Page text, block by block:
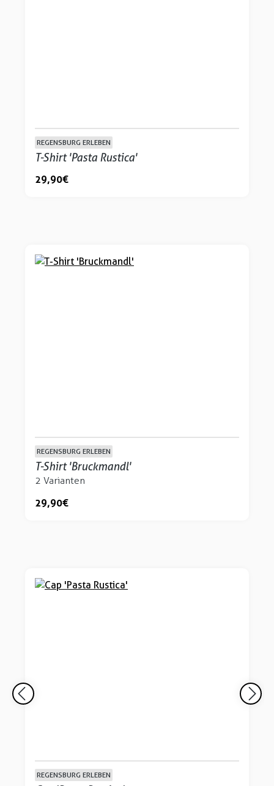
REGENSBURG ERLEBEN
T-Shirt 'Pasta Rustica'
29,90 €
REGENSBURG ERLEBEN
T-Shirt 'Bruckmandl'
2 Varianten
29,90 €
REGENSBURG ERLEBEN